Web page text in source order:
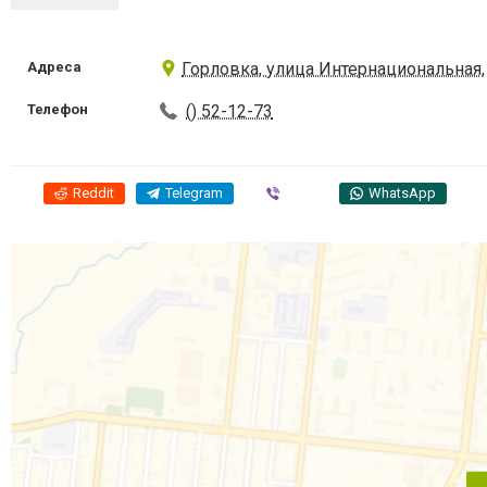
Адреса Горловка, улица
Телефон () 52-12-73
Reddit Telegram WhatsApp